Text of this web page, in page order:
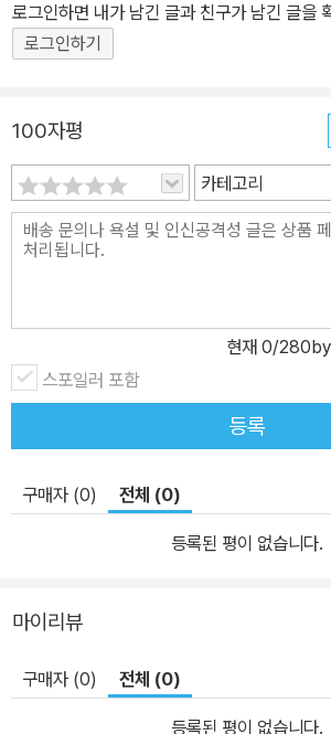
로그인하면 내가 남긴 글과 친구가 남긴 글을
로그인하기
100자평
카테고리
현재 0/
스포일러 포함
등록
구매자 (0) 전체 (0)
등록된 평이 없습니다.
마이리뷰
구매자 (0) 전체 (0)
등록된 평이 없습니다.